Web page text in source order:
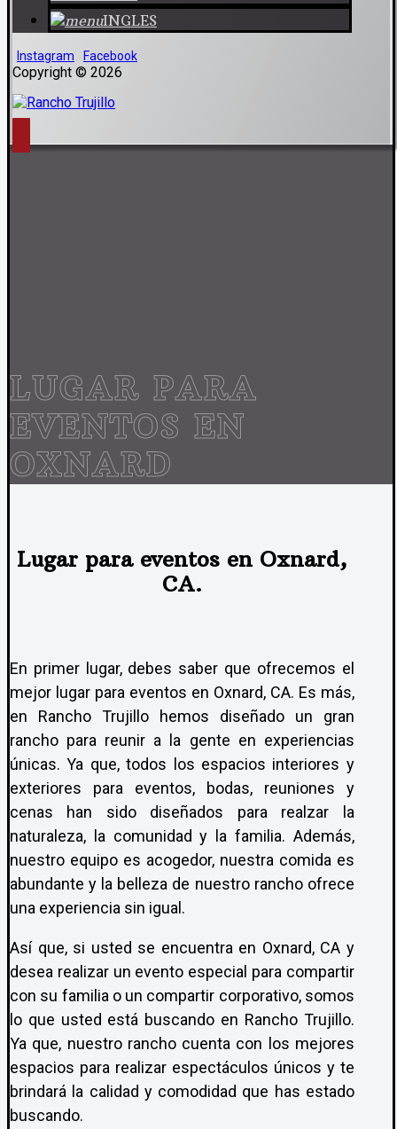
INGLES
Instagram Facebook
Copyright © 2026
LUGAR PARA
EVENTOS EN
OXNARD
Lugar para eventos en Oxnard,
CA.
En primer lugar, debes saber que ofrecemos el
mejor lugar para eventos en Oxnard, CA. Es más,
en Rancho Trujillo hemos diseñado un gran
rancho para reunir a la gente en experiencias
únicas. Ya que, todos los espacios interiores y
exteriores para eventos, bodas, reuniones y
cenas han sido diseñados para realzar la
naturaleza, la comunidad y la familia. Además,
nuestro equipo es acogedor, nuestra comida es
abundante y la belleza de nuestro rancho ofrece
una experiencia sin igual.
Así que, si usted se encuentra en Oxnard, CA y
desea realizar un evento especial para compartir
con su familia o un compartir corporativo, somos
lo que usted está buscando en Rancho Trujillo.
Ya que, nuestro rancho cuenta con los mejores
espacios para realizar espectáculos únicos y te
brindará la calidad y comodidad que has estado
buscando.